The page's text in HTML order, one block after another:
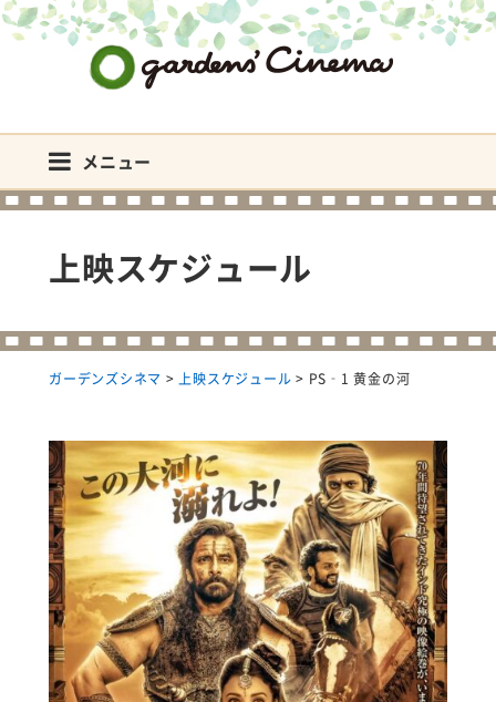
メニュー
上映スケジュール
ガーデンズシネマ >上映スケジュール > PS‐1 黄金の河